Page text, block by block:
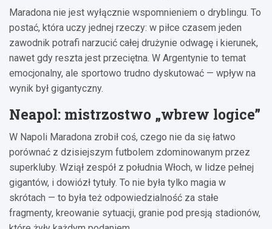
Maradona nie jest wyłącznie wspomnieniem o dryblingu. To
postać, która uczy jednej rzeczy: w piłce czasem jeden
zawodnik potrafi narzucić całej drużynie odwagę i kierunek,
nawet gdy reszta jest przeciętna. W Argentynie to temat
emocjonalny, ale sportowo trudno dyskutować — wpływ na
wynik był gigantyczny.
Neapol: mistrzostwo „wbrew logice”
W Napoli Maradona zrobił coś, czego nie da się łatwo
porównać z dzisiejszym futbolem zdominowanym przez
superkluby. Wziął zespół z południa Włoch, w lidze pełnej
gigantów, i dowiózł tytuły. To nie była tylko magia w
skrótach — to była też odpowiedzialność za stałe
fragmenty, kreowanie sytuacji, granie pod presją stadionów,